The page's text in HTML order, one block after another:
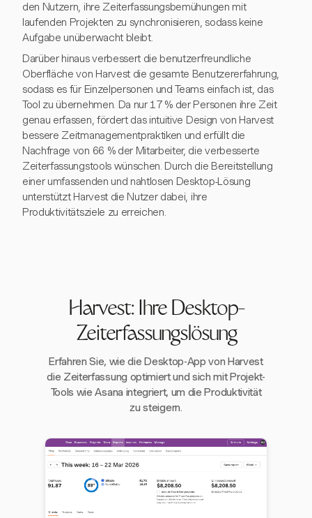
den Nutzern, ihre Zeiterfassungsbemühungen mit
laufenden Projekten zu synchronisieren, sodass keine
Aufgabe unüberwacht bleibt.
Darüber hinaus verbessert die benutzerfreundliche
Oberfläche von Harvest die gesamte Benutzererfahrung,
sodass es für Einzelpersonen und Teams einfach ist, das
Tool zu übernehmen. Da nur 17 % der Personen ihre Zeit
genau erfassen, fördert das intuitive Design von Harvest
bessere Zeitmanagementpraktiken und erfüllt die
Nachfrage von 66 % der Mitarbeiter, die verbesserte
Zeiterfassungstools wünschen. Durch die Bereitstellung
einer umfassenden und nahtlosen Desktop-Lösung
unterstützt Harvest die Nutzer dabei, ihre
Produktivitätsziele zu erreichen.
Harvest: Ihre Desktop-
Zeiterfassungslösung
Erfahren Sie, wie die Desktop-App von Harvest
die Zeiterfassung optimiert und sich mit Projekt-
Tools wie Asana integriert, um die Produktivität
zu steigern.